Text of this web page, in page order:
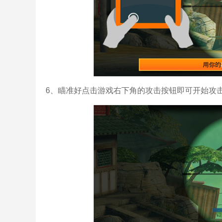
6、瞄准好点击游戏右下角的攻击按钮即可开始攻